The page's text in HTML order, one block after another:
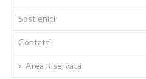
Sostienici
Contatti
Area Riservata